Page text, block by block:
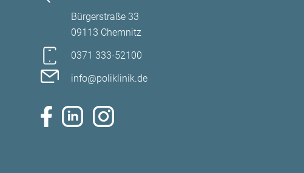
Bürgerstraße 33
09113 Chemnitz
0371 333-52100
info@poliklinik.de